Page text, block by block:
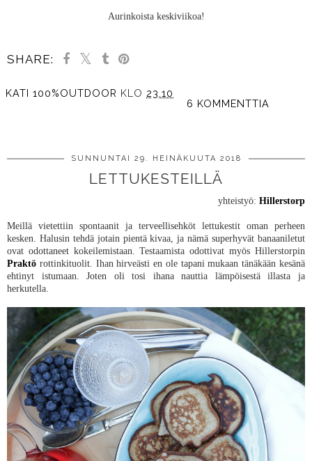
Aurinkoista keskiviikoa!
SHARE:
KATI 100%OUTDOOR KLO 23.10
6 KOMMENTTIA
SUNNUNTAI 29. HEINÄKUUTA 2018
LETTUKESTEILLÄ
yhteistyö: Hillerstorp
Meillä vietettiin spontaanit ja terveellisehköt lettukestit oman perheen
kesken. Halusin tehdä jotain pientä kivaa, ja nämä superhyvät banaaniletut
ovat odottaneet kokeilemistaan. Testaamista odottivat myös Hillerstorpin
Praktö rottinkituolit. Ihan hirveästi en ole tapani mukaan tänäkään kesänä
ehtinyt istumaan. Joten oli tosi ihana nauttia lämpöisestä illasta ja
herkutella.